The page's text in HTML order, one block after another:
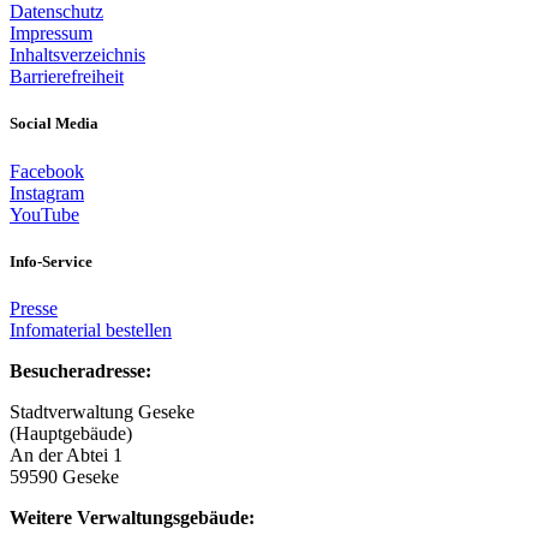
Datenschutz
Impressum
Inhaltsverzeichnis
Barrierefreiheit
Social Media
Facebook
Instagram
YouTube
Info-Service
Presse
Infomaterial bestellen
Besucheradresse:
Stadtverwaltung Geseke
(Hauptgebäude)
An der Abtei 1
59590 Geseke
Weitere Verwaltungsgebäude: